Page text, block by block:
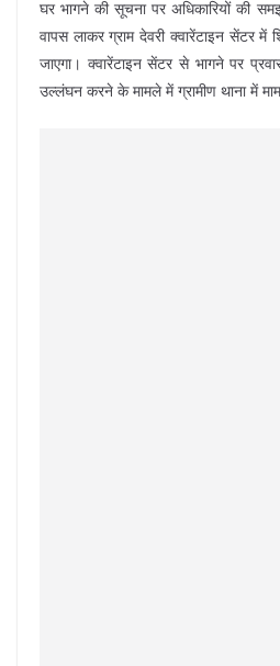
घर भागने की सूचना पर अधिकारियों की
वापस लाकर ग्राम देवरी क्वारेंटाइन सेंटर में
जाएगा। क्वारेंटाइन सेंटर से भागने पर
उल्लंघन करने के मामले में ग्रामीण थाना में